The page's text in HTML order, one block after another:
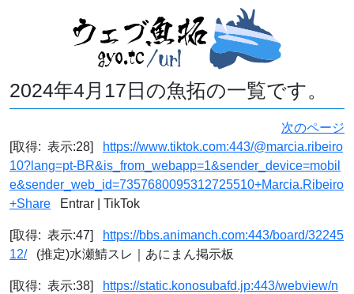
2024年4月17日の魚拓の一覧です。
次のページ
[取得: 表示:28]
https://www.tiktok.com:443/@marcia.ribeiro
10?lang=pt-BR&is_from_webapp=1&sender_device=mobil
e&sender_web_id=7357680095312725510+Marcia.Ribeiro
+Share Entrar | TikTok
[取得: 表示:47]
https://bbs.animanch.com:443/board/32245
12/(推定)水瀬鯖スレ｜あにまん掲示板
[取得: 表示:38]
https://static.konosubafd.jp:443/webview/n